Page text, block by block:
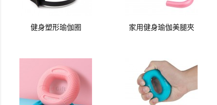
健身塑形瑜伽圈 家用健身瑜伽美腿夾